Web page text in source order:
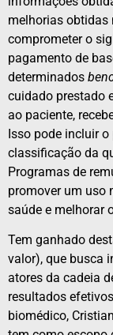
melhorias obtidas
comprometer o
pagamento de
determinados
cuidado prestado
ao paciente,
Isso pode incluir
classificação da
Programas de
promover um uso
saúde e melhorar
Tem ganhado
valor), que busca
atores da cadeia
resultados
biomédico,